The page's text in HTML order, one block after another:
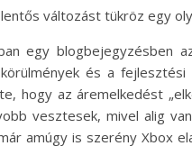
változást tükröz egy
egy
és a
hogy az áremelkedést
vesztesek, mivel alig
amúgy is szerény Xbox